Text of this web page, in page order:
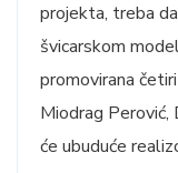
projekta, treba
švicarskom
promovirana
Miodrag Perović,
će ubuduće